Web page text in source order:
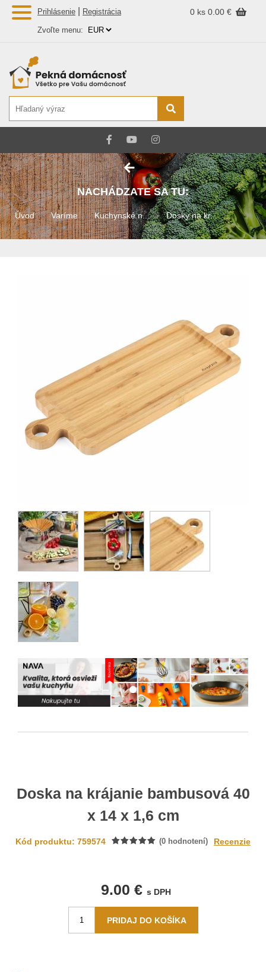
Prihlásenie Registrácia 0 ks 0.00 €
Zvoľte menu:
NACHÁDZATE SA TU:
Úvod Varíme Kuchynské n... Dosky na kr...
Doska na kr...
Doska na krájanie bambusová 40
x 14 x 1,6 cm
Kód produktu: 759574 (0 hodnotení) Recenzie
9.00 € s DPH